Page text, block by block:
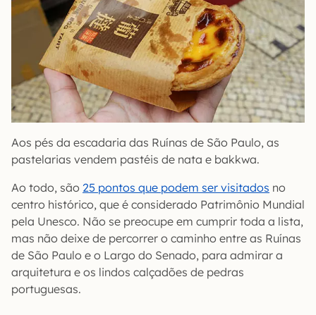
Aos pés da escadaria das Ruínas de São Paulo, as
pastelarias vendem pastéis de nata e bakkwa.
Ao todo, são 25 pontos que podem ser visitados no
centro histórico, que é considerado Patrimônio Mundial
pela Unesco. Não se preocupe em cumprir toda a lista,
mas não deixe de percorrer o caminho entre as Ruínas
de São Paulo e o Largo do Senado, para admirar a
arquitetura e os lindos calçadões de pedras
portuguesas.